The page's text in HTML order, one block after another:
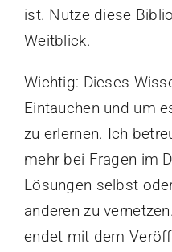
ist. Nutze diese
Weitblick.
Wichtig: Dieses
Eintauchen und um
zu erlernen. Ich
mehr bei Fragen im
Lösungen selbst
anderen zu
endet mit dem